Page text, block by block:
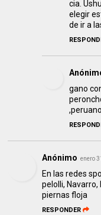
cia.
elegir
de ir a
gano
Anónimo enero
En las redes
pelolli, Navarro,
piernas floja
RESPONDER